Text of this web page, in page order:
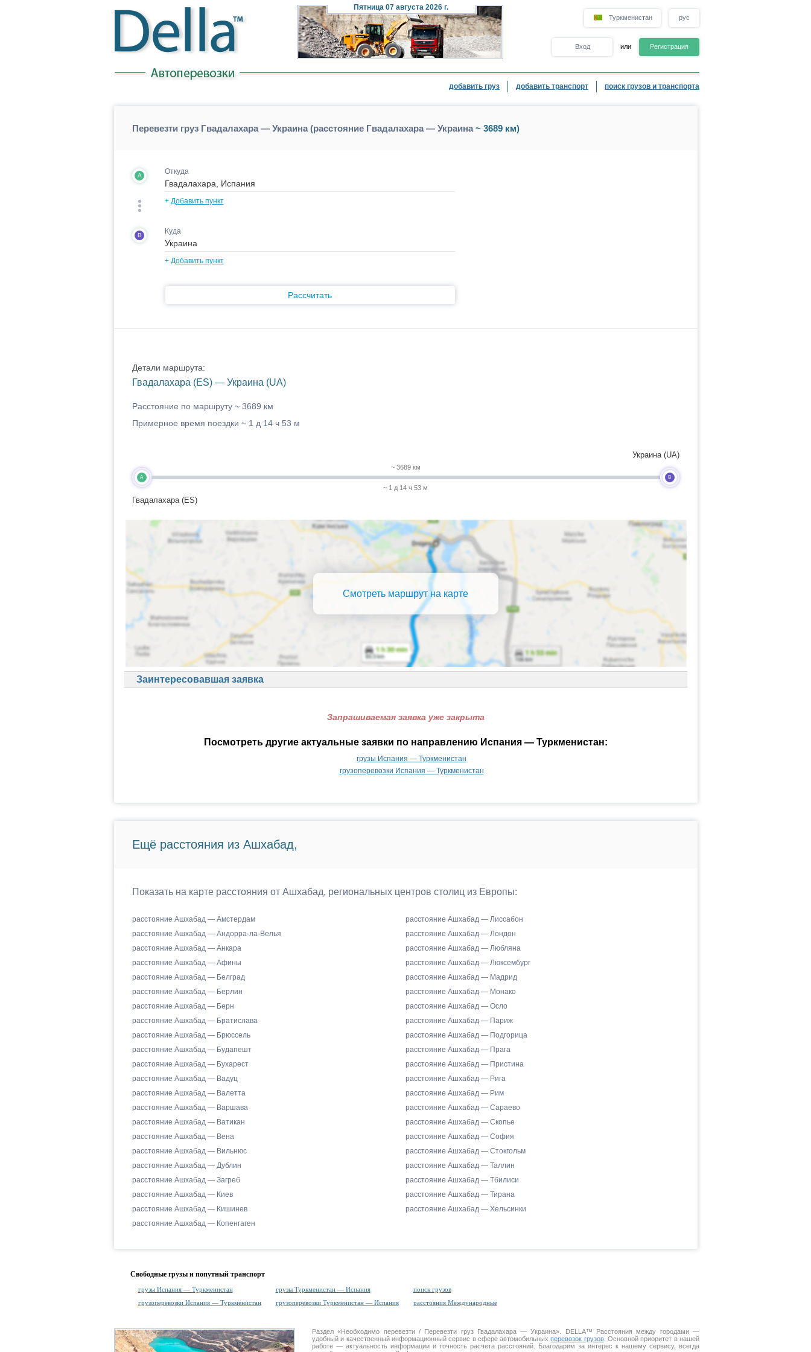
Пятница07 августа 2026 г.
Туркменистан рус
Вход или Регистрация
добавить груз добавить транспорт поиск грузов и транспорта
Перевезти груз Гвадалахара — Украина (расстояние Гвадалахара — Украина~ 3689 км)
A Откуда
+ Добавить пункт
B Куда
+ Добавить пункт
Рассчитать
Детали маршрута:
Гвадалахара (ES) — Украина (UA)
Расстояние по маршруту ~ 3689 км
Примерное время поездки ~ 1 д 14 ч 53 м
A
Гвадалахара (ES)
~ 3689 км
~ 1 д 14 ч 53 м
B
Украина (UA)
Смотреть маршрут на карте
Заинтересовавшая заявка
Запрашиваемая заявка уже закрыта
Посмотреть другие актуальные заявки по направлению Испания — Туркменистан:
грузы Испания — Туркменистан
грузоперевозки Испания — Туркменистан
Ещё расстояния из Ашхабад,
Показать на карте расстояния от Ашхабад, региональных центров столиц из Европы:
расстояние Ашхабад — Амстердам
расстояние Ашхабад — Андорра-ла-Велья
расстояние Ашхабад — Анкара
расстояние Ашхабад — Афины
расстояние Ашхабад — Белград
расстояние Ашхабад — Берлин
расстояние Ашхабад — Берн
расстояние Ашхабад — Братислава
расстояние Ашхабад — Брюссель
расстояние Ашхабад — Будапешт
расстояние Ашхабад — Бухарест
расстояние Ашхабад — Вадуц
расстояние Ашхабад — Валетта
расстояние Ашхабад — Варшава
расстояние Ашхабад — Ватикан
расстояние Ашхабад — Вена
расстояние Ашхабад — Вильнюс
расстояние Ашхабад — Дублин
расстояние Ашхабад — Загреб
расстояние Ашхабад — Киев
расстояние Ашхабад — Кишинев
расстояние Ашхабад — Копенгаген
расстояние Ашхабад — Лиссабон
расстояние Ашхабад — Лондон
расстояние Ашхабад — Любляна
расстояние Ашхабад — Люксембург
расстояние Ашхабад — Мадрид
расстояние Ашхабад — Монако
расстояние Ашхабад — Осло
расстояние Ашхабад — Париж
расстояние Ашхабад — Подгорица
расстояние Ашхабад — Прага
расстояние Ашхабад — Пристина
расстояние Ашхабад — Рига
расстояние Ашхабад — Рим
расстояние Ашхабад — Сараево
расстояние Ашхабад — Скопье
расстояние Ашхабад — София
расстояние Ашхабад — Стокгольм
расстояние Ашхабад — Таллин
расстояние Ашхабад — Тбилиси
расстояние Ашхабад — Тирана
расстояние Ашхабад — Хельсинки
Свободные грузы и попутный транспорт
грузы Испания — Туркменистан грузы Туркменистан — Испания
поиск грузов
грузоперевозки Испания — Туркменистан
грузоперевозки Туркменистан — Испания расстояния Международные
Раздел «Необходимо перевезти / Перевезти груз Гвадалахара — Украина». DELLA™ Расстояния между городами—
удобный и качественный информационный сервис в сфере автомобильныхперевозок грузов. Основной приоритет в нашей
работе — актуальность информации и точность расчета расстояний. Благодарим за интерес к нашему сервису, всегда